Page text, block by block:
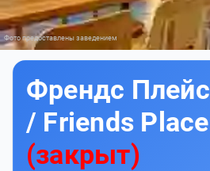
Фото предоставлены заведением
Френдс Плейс
/ Friends Place
(закрыт)